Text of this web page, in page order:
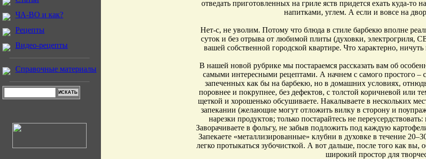
ЧА-ВО и как?
Рецепты
Видео-рецепты
Справочные материалы
отведать приготовленных на гриле яств придется ехать куда-то
напитками, углем. А если и вовсе на
Нет-с, не уволим. Потому что блюда в стиле барбекю вполне
суток и без отрыва от любимой плиты (духовки, электрогриля,
вашей собственной городской квартире. Что характерно, ничуть
В нашей новой рубрике мы постараемся рассказать вам об
самыми интересными рецептами. А начнем с самого простого –
запеченных как бы на барбекю, но в домашних условиях,
поровнее и покрупнее, без дефектов, с толстой коричневой или
щеткой и хорошенько обсушиваете. Накалываете в нескольких
запекании (желающие могут отложить вилку в сторону и
нарезки продуктов; только постарайтесь не
Заворачиваете в фольгу, не забыв подложить под каждую
Запекаете «металлизированные» клубни в духовке в течение
легко протыкаться зубочисткой. А вот дальше, после того как вы,
широкий простор для